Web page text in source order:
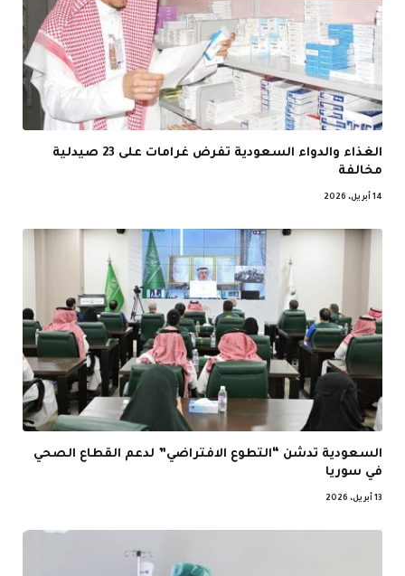
الغذاء والدواء السعودية تفرض غرامات على 23 صيدلية
مخالفة
14 أبريل، 2026
السعودية تدشن “التطوع الافتراضي” لدعم القطاع الصحي
في سوريا
13 أبريل، 2026